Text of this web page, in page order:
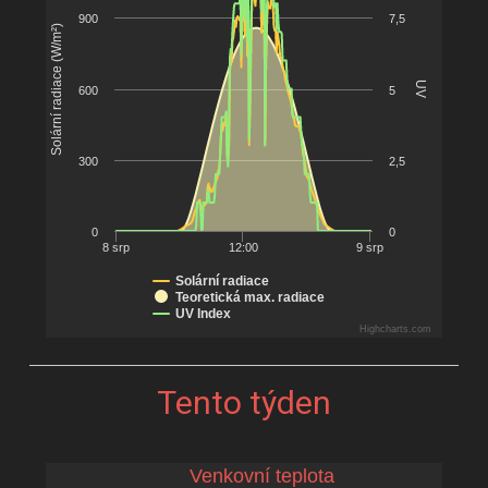
The chart has 1 X axis displaying Time. Data ranges
The chart has 2 Y axes displaying Solární radiace (W/m²)
Solární radiace (W/m²) UV
Solární radiace
Teoretická max. radiace
UV Index
8 srp 12:00 9 srp
0
300
600
900
0
2,5
5
7,5
Highcharts.com
Tento týden
Venkovní teplota